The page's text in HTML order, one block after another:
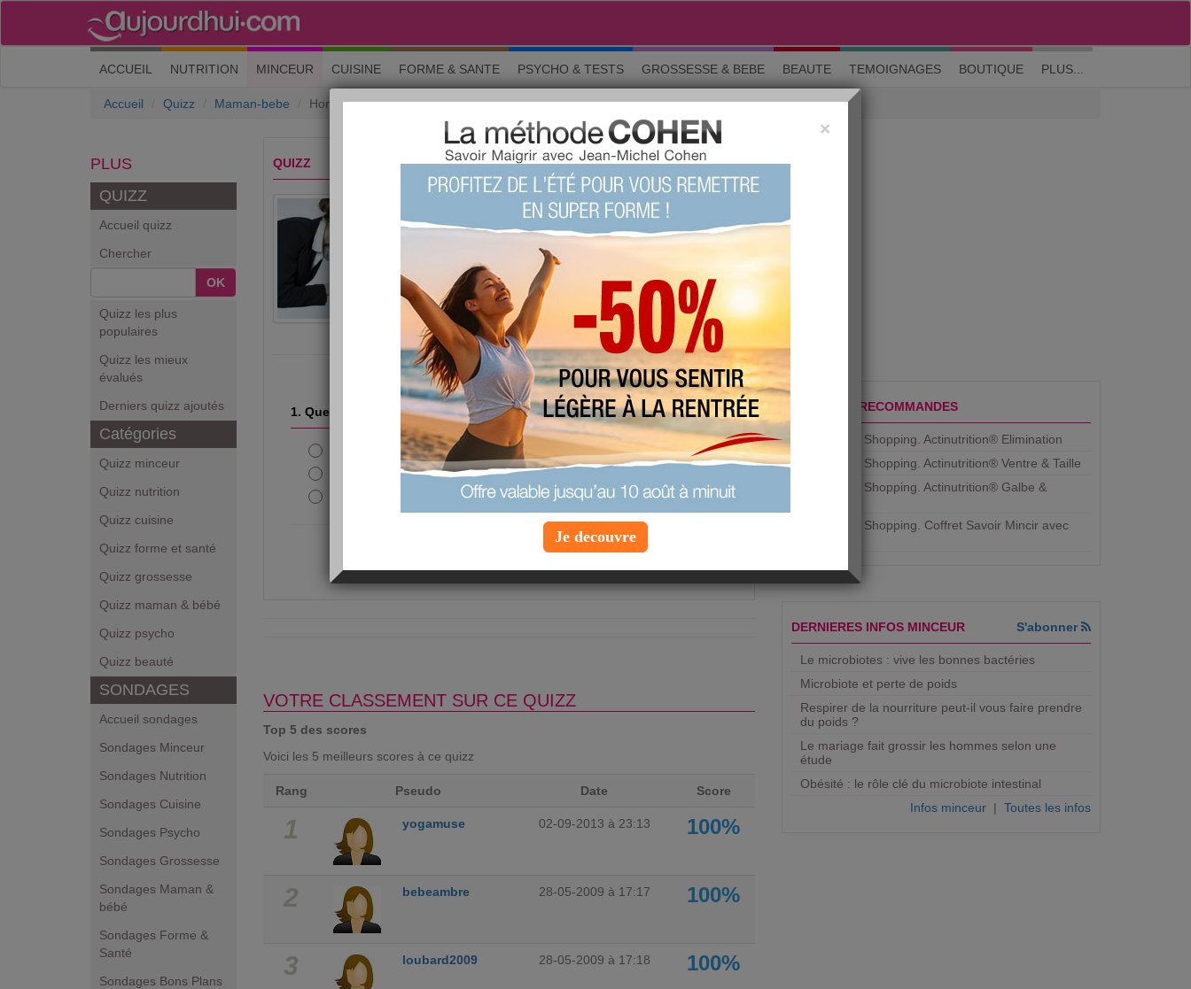
M'inscrire| Me connecter| ? Visite guidée
ACCUEIL (current)
NUTRITION MINCEUR CUISINE FORME & SANTE PSYCHO & TESTS GROSSESSE & BEBE BEAUTE TEMOIGNAGES BOUTIQUE PLUS...
Accueil Quizz Maman-bebe Hommage : les 10 commandements de Super Nanny
PLUS
QUIZZ
Accueil quizz
Chercher
OK
Quizz les plus
populaires
Quizz les mieux
évalués
Derniers quizz ajoutés
Catégories
Quizz minceur
Quizz nutrition
Quizz cuisine
Quizz forme et santé
Quizz grossesse
Quizz maman & bébé
Quizz psycho
Quizz beauté
SONDAGES
Accueil sondages
Sondages Minceur
Sondages Nutrition
Sondages Cuisine
Sondages Psycho
Sondages Grossesse
Sondages Maman &
bébé
Sondages Forme &
Santé
Sondages Bons Plans
QUIZZ
Hommage : les 10 commandements
de Super Nanny ?
+528Le quizz du siècle !(fait 16349
Score moyen : 88 %
Questions 1 sur 10
1. Quel était le prénom de Super Nanny ?
VOTRE CLASSEMENT SUR CE QUIZZ
Top 5 des scores
Voici les 5 meilleurs scores à ce quizz
Rang Pseudo Date Score
1 yogamuse 02-09-2013 à 23:13 100%
2 bebeambre 28-05-2009 à 17:17 100%
3 loubard2009 28-05-2009 à 17:18 100%
PRODUITS RECOMMANDES
Aujourdhui Shopping. Actinutrition® Elimination
Aujourdhui Shopping. Actinutrition® Ventre & Taille
Aujourdhui Shopping. Actinutrition® Galbe &
Aujourdhui Shopping. ​Coffret Savoir Mincir avec
DERNIERES INFOS MINCEUR S'abonner
Le microbiotes : vive les bonnes bactéries
Microbiote et perte de poids
Respirer de la nourriture peut-il vous faire prendre
du poids ?
Le mariage fait grossir les hommes selon une
étude
Obésité : le rôle clé du microbiote intestinal
Infos minceur | Toutes les infos
×
Je decouvre